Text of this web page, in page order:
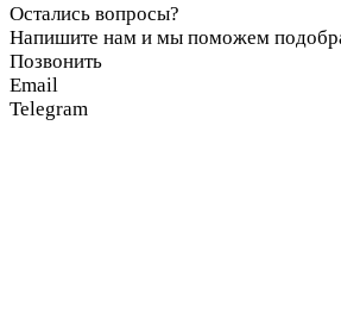
Остались вопросы?
Напишите нам и мы поможем
Позвонить
Email
Telegram